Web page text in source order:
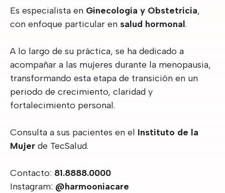
Es especialista en Ginecología y Obstetricia,
con enfoque particular en salud hormonal.
A lo largo de su práctica, se ha dedicado a
acompañar a las mujeres durante la menopausia,
transformando esta etapa de transición en un
periodo de crecimiento, claridad y
fortalecimiento personal.
Consulta a sus pacientes en el Instituto de la
Mujer de TecSalud.
Contacto: 81.8888.0000
Instagram: @harmooniacare